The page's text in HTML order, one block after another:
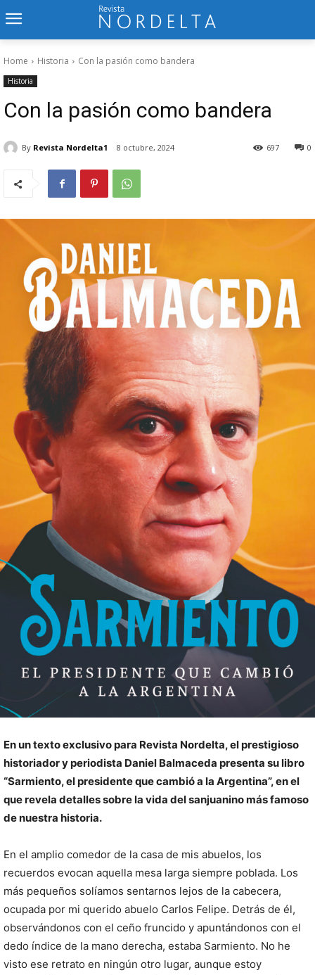
Home Historia Con la pasión como bandera
Historia
Con la pasión como bandera
By Revista Nordelta1 8 octubre, 2024 0
697
En un texto exclusivo para Revista Nordelta, el prestigioso
historiador y periodista Daniel Balmaceda presenta su libro
“Sarmiento, el presidente que cambió a la Argentina”, en el
que revela detalles sobre la vida del sanjuanino más famoso
de nuestra historia.
En el amplio comedor de la casa de mis abuelos, los
recuerdos evocan aquella mesa larga siempre poblada. Los
más pequeños solíamos sentarnos lejos de la cabecera,
ocupada por mi querido abuelo Carlos Felipe. Detrás de él,
observándonos con el ceño fruncido y apuntándonos con el
dedo índice de la mano derecha, estaba Sarmiento. No he
visto ese retrato en ningún otro lugar, aunque estoy